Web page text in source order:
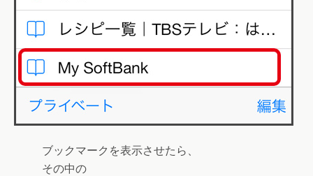
ブックマークを表示させたら、
その中の